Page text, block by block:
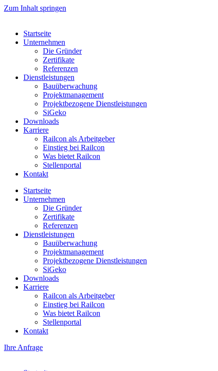
Zum Inhalt springen
Startseite
Unternehmen
Die Gründer
Zertifikate
Referenzen
Dienstleistungen
Bauüberwachung
Projektmanagement
Projektbezogene Dienstleistungen
SiGeko
Downloads
Karriere
Railcon als Arbeitgeber
Einstieg bei Railcon
Was bietet Railcon
Stellenportal
Kontakt
Startseite
Unternehmen
Die Gründer
Zertifikate
Referenzen
Dienstleistungen
Bauüberwachung
Projektmanagement
Projektbezogene Dienstleistungen
SiGeko
Downloads
Karriere
Railcon als Arbeitgeber
Einstieg bei Railcon
Was bietet Railcon
Stellenportal
Kontakt
Ihre Anfrage